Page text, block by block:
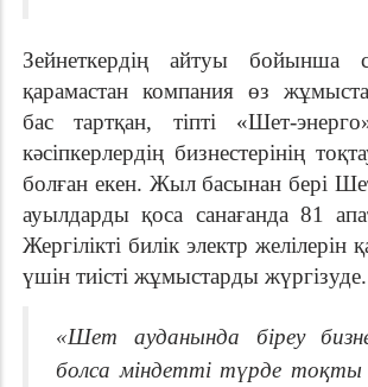
Зейнеткердің айтуы бойынша
қарамастан компания өз
бас тартқан, тіпті «Шет-
кәсіпкерлердің бизнестерінің
болған екен. Жыл басынан бері
ауылдарды қоса санағанда 81
Жергілікті билік электр желілерін
үшін тиісті жұмыстарды жүргізуде.
«Шет ауданында біреу
болса міндетті түрде